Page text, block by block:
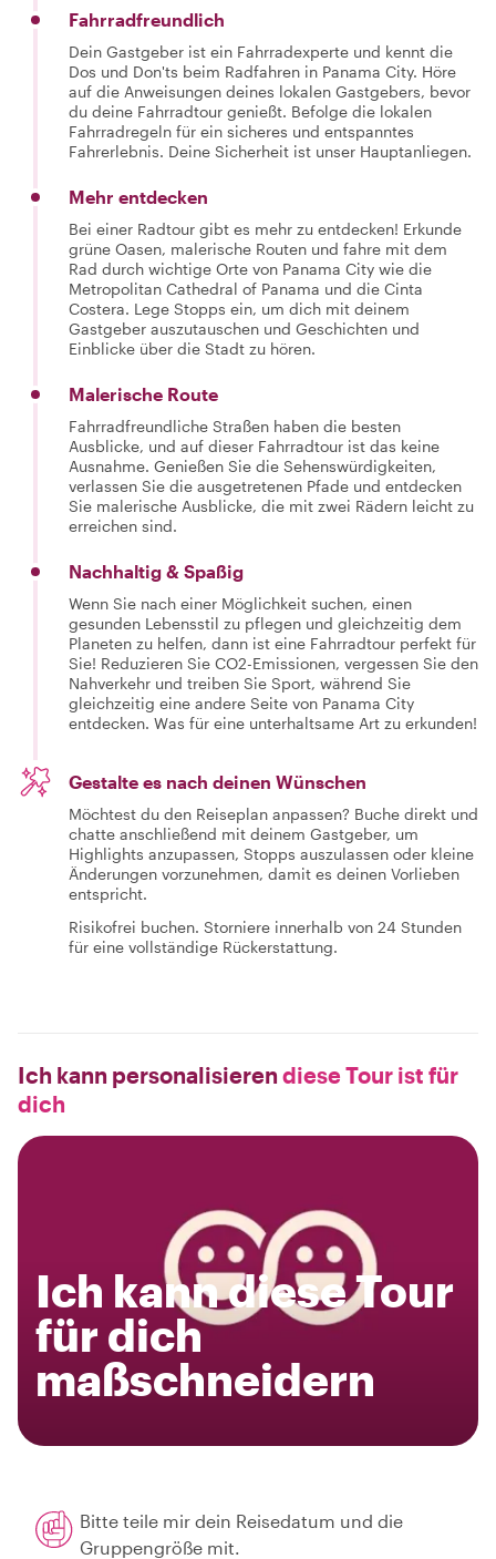
Fahrradfreundlich
Dein Gastgeber ist ein Fahrradexperte und kennt die
Dos und Don'ts beim Radfahren in Panama City. Höre
auf die Anweisungen deines lokalen Gastgebers, bevor
du deine Fahrradtour genießt. Befolge die lokalen
Fahrradregeln für ein sicheres und entspanntes
Fahrerlebnis. Deine Sicherheit ist unser Hauptanliegen.
Mehr entdecken
Bei einer Radtour gibt es mehr zu entdecken! Erkunde
grüne Oasen, malerische Routen und fahre mit dem
Rad durch wichtige Orte von Panama City wie die
Metropolitan Cathedral of Panama und die Cinta
Costera. Lege Stopps ein, um dich mit deinem
Gastgeber auszutauschen und Geschichten und
Einblicke über die Stadt zu hören.
Malerische Route
Fahrradfreundliche Straßen haben die besten
Ausblicke, und auf dieser Fahrradtour ist das keine
Ausnahme. Genießen Sie die Sehenswürdigkeiten,
verlassen Sie die ausgetretenen Pfade und entdecken
Sie malerische Ausblicke, die mit zwei Rädern leicht zu
erreichen sind.
Nachhaltig & Spaßig
Wenn Sie nach einer Möglichkeit suchen, einen
gesunden Lebensstil zu pflegen und gleichzeitig dem
Planeten zu helfen, dann ist eine Fahrradtour perfekt für
Sie! Reduzieren Sie CO2-Emissionen, vergessen Sie den
Nahverkehr und treiben Sie Sport, während Sie
gleichzeitig eine andere Seite von Panama City
entdecken. Was für eine unterhaltsame Art zu erkunden!
Gestalte es nach deinen Wünschen
Möchtest du den Reiseplan anpassen? Buche direkt und
chatte anschließend mit deinem Gastgeber, um
Highlights anzupassen, Stopps auszulassen oder kleine
Änderungen vorzunehmen, damit es deinen Vorlieben
entspricht.
Risikofrei buchen. Storniere innerhalb von 24 Stunden
für eine vollständige Rückerstattung.
Ich kann personalisieren diese Tour ist für
dich
Ich kann diese Tour
für dich
maßschneidern
Bitte teile mir dein Reisedatum und die
Gruppengröße mit.